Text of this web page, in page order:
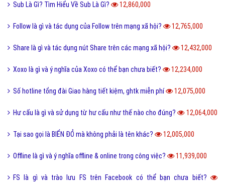
Sub Là Gì? Tìm Hiểu Về Sub Là Gì? 12,860,000
Follow là gì và tác dụng của Follow trên mạng xã hội? 12,765,000
Share là gì và tác dụng nút Share trên các mạng xã hội? 12,432,000
Xoxo là gì và ý nghĩa của Xoxo có thể bạn chưa biết? 12,234,000
Số hotline tổng đài Giao hàng tiết kiệm, ghtk miễn phí 12,075,000
Hư cấu là gì và sử dụng từ hư cấu như thế nào cho đúng? 12,064,000
Tại sao gọi là BIỂN ĐỎ mà không phải là tên khác? 12,005,000
Offline là gì và ý nghĩa offline & online trong công việc? 11,939,000
FS là gì và trào lưu FS trên Facebook có thể bạn chưa biết?